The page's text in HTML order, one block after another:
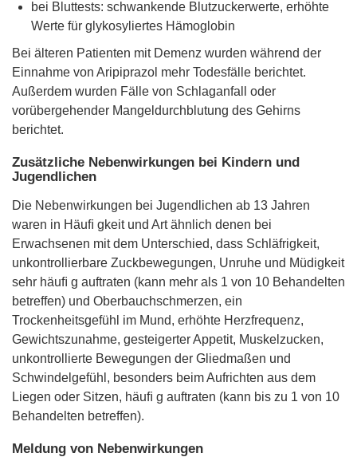
bei Bluttests: schwankende Blutzuckerwerte, erhöhte
Werte für glykosyliertes Hämoglobin
Bei älteren Patienten mit Demenz wurden während der
Einnahme von Aripiprazol mehr Todesfälle berichtet.
Außerdem wurden Fälle von Schlaganfall oder
vorübergehender Mangeldurchblutung des Gehirns
berichtet.
Zusätzliche Nebenwirkungen bei Kindern und
Jugendlichen
Die Nebenwirkungen bei Jugendlichen ab 13 Jahren
waren in Häuﬁ gkeit und Art ähnlich denen bei
Erwachsenen mit dem Unterschied, dass Schläfrigkeit,
unkontrollierbare Zuckbewegungen, Unruhe und Müdigkeit
sehr häuﬁ g auftraten (kann mehr als 1 von 10 Behandelten
betreffen) und Oberbauchschmerzen, ein
Trockenheitsgefühl im Mund, erhöhte Herzfrequenz,
Gewichtszunahme, gesteigerter Appetit, Muskelzucken,
unkontrollierte Bewegungen der Gliedmaßen und
Schwindelgefühl, besonders beim Aufrichten aus dem
Liegen oder Sitzen, häuﬁ g auftraten (kann bis zu 1 von 10
Behandelten betreffen).
Meldung von Nebenwirkungen